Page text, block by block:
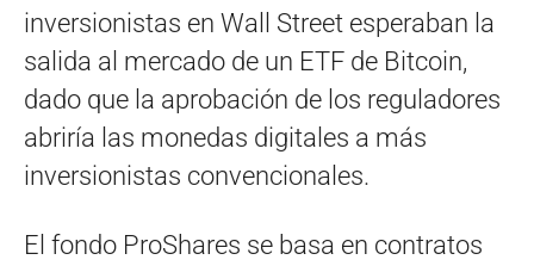
inversionistas en Wall Street esperaban la
salida al mercado de un ETF de Bitcoin,
dado que la aprobación de los reguladores
abriría las monedas digitales a más
inversionistas convencionales.
El fondo ProShares se basa en contratos